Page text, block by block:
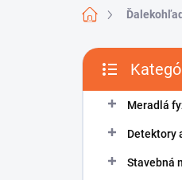
Domov
B
č
kategórie
Meradlá
Detektory
Stavebná